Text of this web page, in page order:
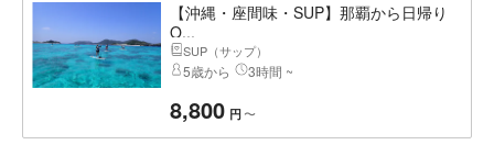
【沖縄・座間味・SUP】那覇から日帰り
O...
SUP（サップ）
5歳から 3時間 ~
8,800 円 〜